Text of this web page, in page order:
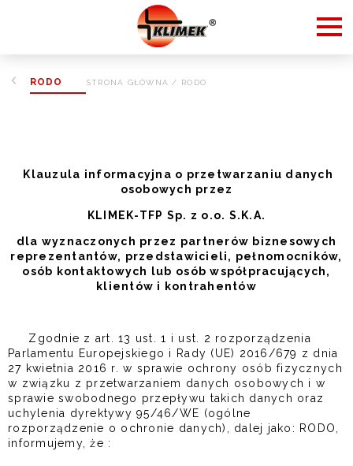
RODO STRONA GŁÓWNA / RODO
Klauzula informacyjna o przetwarzaniu danych
osobowych przez
KLIMEK-TFP Sp. z o.o. S.K.A.
dla wyznaczonych przez partnerów biznesowych
reprezentantów, przedstawicieli, pełnomocników,
osób kontaktowych lub osób współpracujących,
klientów i kontrahentów
Zgodnie z art. 13 ust. 1 i ust. 2 rozporządzenia
Parlamentu Europejskiego i Rady (UE) 2016/679 z dnia
27 kwietnia 2016 r. w sprawie ochrony osób fizycznych
w związku z przetwarzaniem danych osobowych i w
sprawie swobodnego przepływu takich danych oraz
uchylenia dyrektywy 95/46/WE (ogólne
rozporządzenie o ochronie danych), dalej jako: RODO,
informujemy, że :